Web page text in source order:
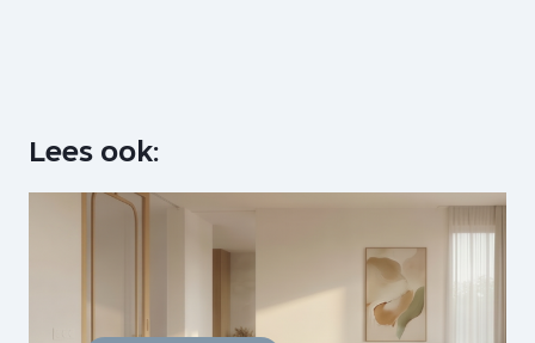
Lees ook: